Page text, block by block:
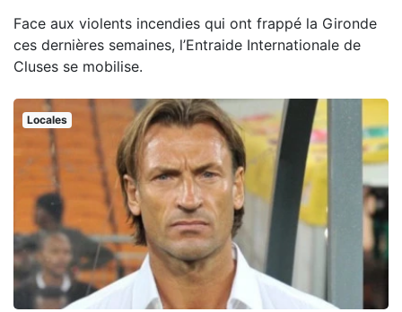
Face aux violents incendies qui ont frappé la Gironde
ces dernières semaines, l’Entraide Internationale de
Cluses se mobilise.
Locales